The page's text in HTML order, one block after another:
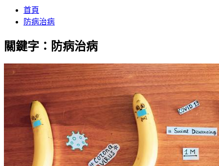
首頁
防病治病
關鍵字：防病治病